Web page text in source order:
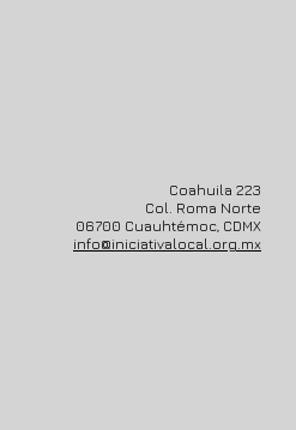
Coahuila 223
Col. Roma Norte
06700 Cuauhtémoc, CDMX
info@iniciativalocal.org.mx